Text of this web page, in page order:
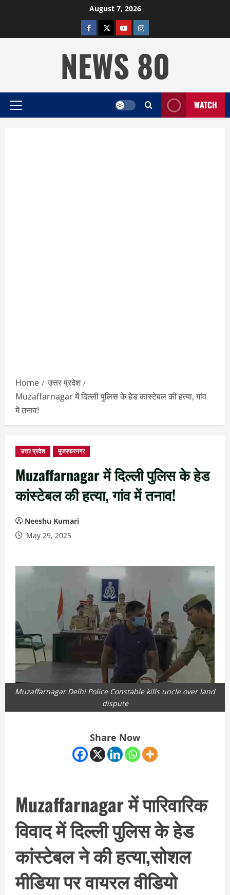
August 7, 2026
facebooktwitterYOUTUBE
instagram
NEWS 80
Primary
WATCH
Home
उत्तर प्रदेश
Muzaffarnagar में दिल्ली पुलिस के हेड कांस्टेबल की हत्या, गांव
में तनाव!
उत्तर प्रदेश मुजफ्फरनगर
Muzaffarnagar में दिल्ली पुलिस के हेड
कांस्टेबल की हत्या, गांव में तनाव!
Neeshu Kumari
May 29, 2025
Muzaffarnagar Delhi Police Constable kills uncle over land
dispute
Share Now
Muzaffarnagar में पारिवारिक
विवाद में दिल्ली पुलिस के हेड
कांस्टेबल ने की हत्या,सोशल
मीडिया पर वायरल वीडियो